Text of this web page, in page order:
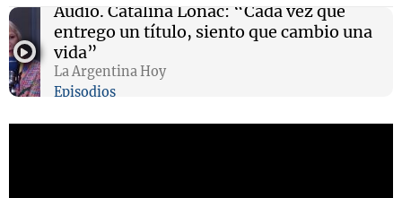
Audio. Catalina Lonac: “Cada vez que
entrego un título, siento que cambio una
vida”
La Argentina Hoy
Episodios